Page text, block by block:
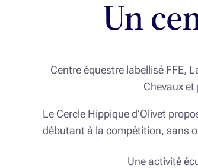
Un
Centre équestre labellisé FFE,
Chevaux
Le Cercle Hippique d’Olivet
débutant à la compétition, sans
Une activité